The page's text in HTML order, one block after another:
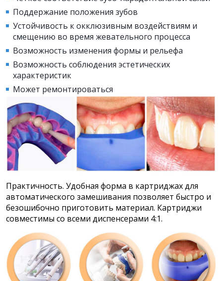
Поддержание положения зубов
Устойчивость к окклюзивным воздействиям и
смещению во время жевательного процесса
Возможность изменения формы и рельефа
Возможность соблюдения эстетических
характеристик
Может ремонтироваться
Практичность. Удобная форма в картриджах для
автоматического замешивания позволяет быстро и
безошибочно приготовить материал. Картриджи
совместимы со всеми диспенсерами 4:1.